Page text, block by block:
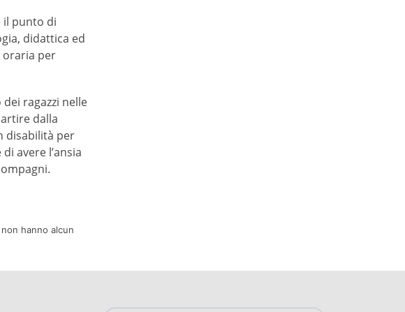
il punto di
didattica ed
oraria per
ragazzi nelle
dalla
disabilità per
avere l’ansia
hanno alcun